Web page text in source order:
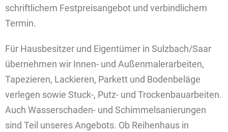
schriftlichem Festpreisangebot und verbindlichem
Termin.
Für Hausbesitzer und Eigentümer in Sulzbach/Saar
übernehmen wir Innen- und Außenmalerarbeiten,
Tapezieren, Lackieren, Parkett und Bodenbeläge
verlegen sowie Stuck-, Putz- und Trockenbauarbeiten.
Auch Wasserschaden- und Schimmelsanierungen
sind Teil unseres Angebots. Ob Reihenhaus in